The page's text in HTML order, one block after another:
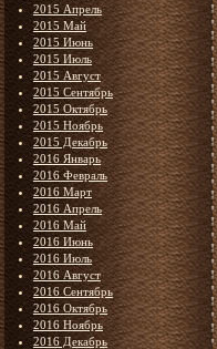
2015 Апрель
2015 Май
2015 Июнь
2015 Июль
2015 Август
2015 Сентябрь
2015 Октябрь
2015 Ноябрь
2015 Декабрь
2016 Январь
2016 Февраль
2016 Март
2016 Апрель
2016 Май
2016 Июнь
2016 Июль
2016 Август
2016 Сентябрь
2016 Октябрь
2016 Ноябрь
2016 Декабрь